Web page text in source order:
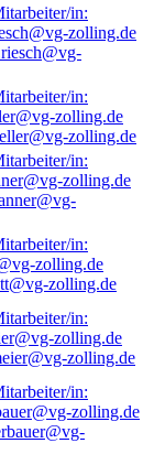
zolling.de
zolling.de
zolling.de